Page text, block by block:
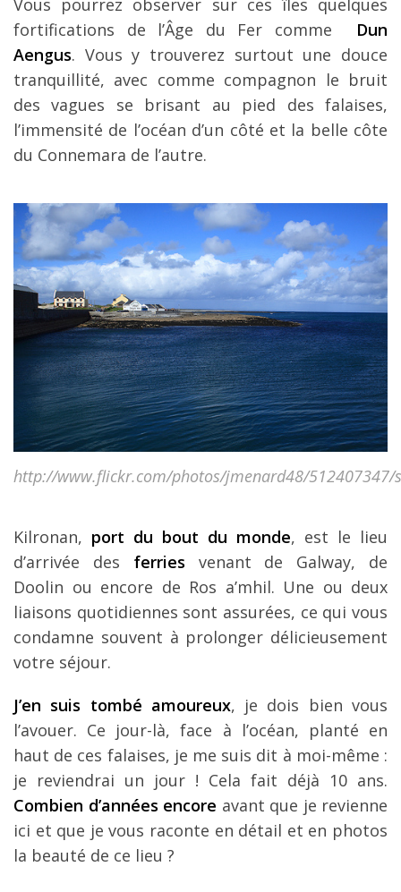
Vous pourrez observer sur ces îles quelques
fortifications de l’Âge du Fer comme Dun
Aengus. Vous y trouverez surtout une douce
tranquillité, avec comme compagnon le bruit
des vagues se brisant au pied des falaises,
l’immensité de l’océan d’un côté et la belle côte
du Connemara de l’autre.
http://www.flickr.com/photos/jmenard48/
Kilronan, port du bout du monde, est le lieu
d’arrivée des ferries venant de Galway, de
Doolin ou encore de Ros a’mhil. Une ou deux
liaisons quotidiennes sont assurées, ce qui vous
condamne souvent à prolonger délicieusement
votre séjour.
J’en suis tombé amoureux, je dois bien vous
l’avouer. Ce jour-là, face à l’océan, planté en
haut de ces falaises, je me suis dit à moi-même :
je reviendrai un jour ! Cela fait déjà 10 ans.
Combien d’années encore avant que je revienne
ici et que je vous raconte en détail et en photos
la beauté de ce lieu ?